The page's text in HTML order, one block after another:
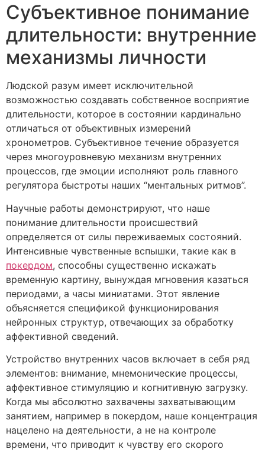
Субъективное понимание
длительности: внутренние
механизмы личности
Людской разум имеет исключительной
возможностью создавать собственное восприятие
длительности, которое в состоянии кардинально
отличаться от объективных измерений
хронометров. Субъективное течение образуется
через многоуровневую механизм внутренних
процессов, где эмоции исполняют роль главного
регулятора быстроты наших “ментальных ритмов”.
Научные работы демонстрируют, что наше
понимание длительности происшествий
определяется от силы переживаемых состояний.
Интенсивные чувственные вспышки, такие как в
покердом, способны существенно искажать
временную картину, вынуждая мгновения казаться
периодами, а часы миниатами. Этот явление
объясняется спецификой функционирования
нейронных структур, отвечающих за обработку
аффективной сведений.
Устройство внутренних часов включает в себя ряд
элементов: внимание, мнемонические процессы,
аффективное стимуляцию и когнитивную загрузку.
Когда мы абсолютно захвачены захватывающим
занятием, например в покердом, наше концентрация
нацелено на деятельности, а не на контроле
времени, что приводит к чувству его скорого